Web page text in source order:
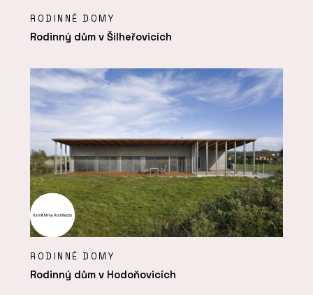
RODINNÉ DOMY
Rodinný dům v Šilheřovicích
RODINNÉ DOMY
Rodinný dům v Hodoňovicích